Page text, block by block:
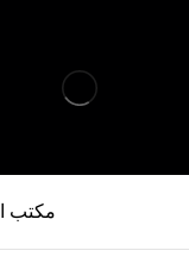
مكتب